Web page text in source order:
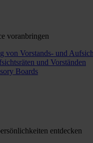
voranbringen
von Vorstands- und
und Vorständen
Boards
entdecken